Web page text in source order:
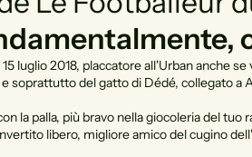
luglio 2018, placcatore all'Urban anche
soprattutto del gatto di Dédé, collegato a
la palla, più bravo nella giocoleria del
libero, migliore amico del cugino